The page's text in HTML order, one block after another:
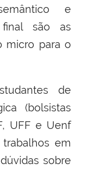
e
são as
micro para o
studantes de
(bolsistas
UFF e Uenf
em
sobre